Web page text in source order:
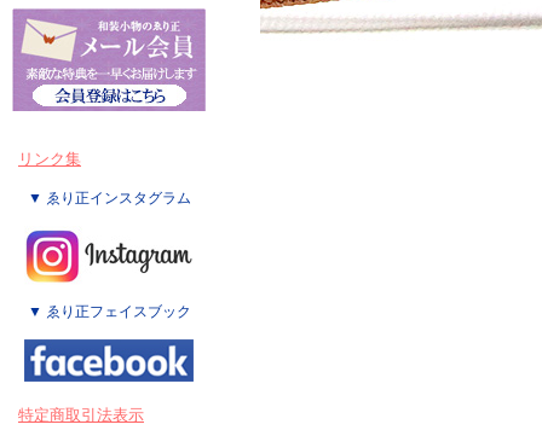
リンク集
▼ ゑり正インスタグラム
▼ ゑり正フェイスブック
特定商取引法表示